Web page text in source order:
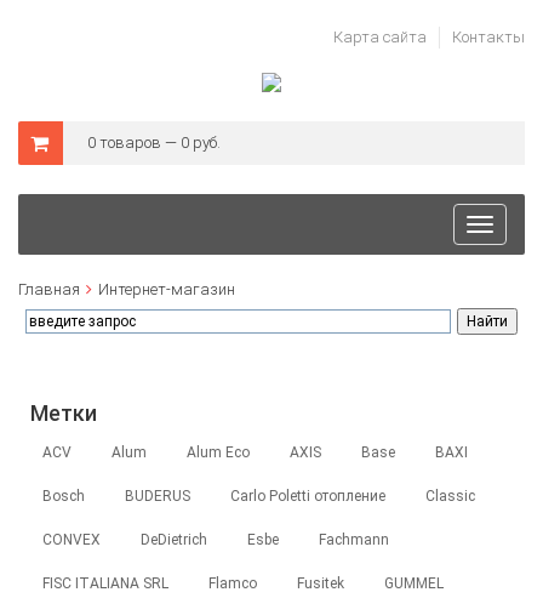
Карта сайта Контакты
0 товаров — 0 руб.
Toggle
Главная Интернет-магазин
Метки
ACV Alum Alum Eco AXIS Base BAXI
Bosch BUDERUS Carlo Poletti отопление Classic
CONVEX DeDietrich Esbe Fachmann
FISC ITALIANA SRL Flamco Fusitek GUMMEL